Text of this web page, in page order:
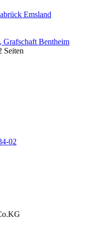
Emsland
Bentheim
Seiten
02